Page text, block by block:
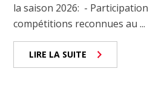
la saison 2026: -
compétitions reconnues au ...
LIRE LA SUITE